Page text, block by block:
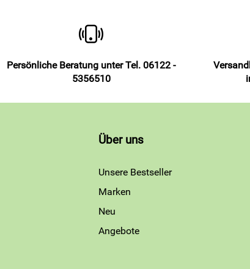
Persönliche Beratung unter Tel. 06122 -
5356510
Über uns
Unsere Bestseller
Marken
Neu
Angebote